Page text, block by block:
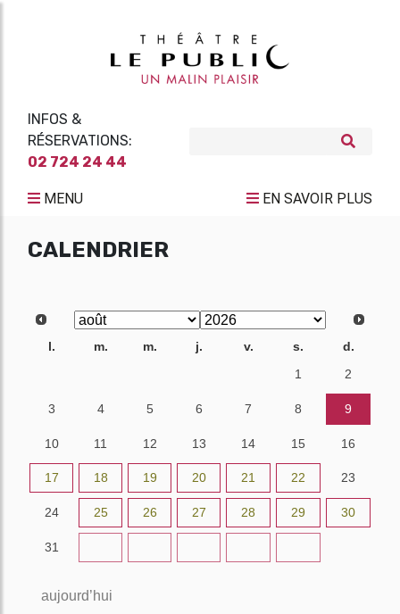
INFOS &
RÉSERVATIONS:
02 724 24 44
MENU EN SAVOIR PLUS
CALENDRIER
l. m. m. j. v. s.
d.
1 2
3 4 5 6 7 8 9
10 11 12 13 14 15 16
17 18 19 20 21 22 23
24 25 26 27 28 29 30
31
aujourd’hui